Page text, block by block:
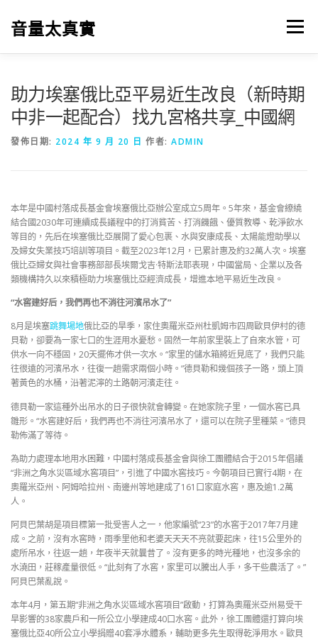
音量太真實 選單
助力埃塞俄比亞平易近生改良（新時期
中非一起配合）找九宮格共享_中國網
發佈日期: 2024 年 9 月 20 日 作者: ADMIN
本年是中國村落成長基金會埃塞俄比亞辦公室成立5周年。5年來，基金會繚繞
結合國2030年可連續成長議程中的打消貧苦、打消饑餓、優質教導、乾淨飲水
等目的，先后在埃塞俄比亞展開了愛心包裹、水與安康成長、太陽能燈助學以
及婦女失業技巧培訓等項目。截至2023年12月，已累計惠及約32萬人次。埃塞
俄比亞婦女與社會事務部部長埃爾戈吉·特斯法耶表現，中國當局、企業以及各
類機構持久以來積極助力埃塞俄比亞經濟成長，增進本地平易近生改良。
“水窖建好后，我們再也不消往河濱吊水了”
8月是埃塞跳舞場地俄比亞的旱季，家住奧羅米亞州杜凱姆市四周歐貝伊村的德
貝勒，卻要為一家七口的生涯用水憂愁。固然一年前家里裝上了自來水管，可
供水一向不穩固，20天擺佈才供一次水。“家里的儲水箱將近見底了，我們只能
往很遠的河濱吊水，往復一趟需求兩個小時。”德貝勒和幾個孩子一路，頭上頂
著黃色的水桶，沿著泥濘的土路朝河濱走往。
德貝勒一家這種外出吊水的日子很快就會轉變。在她家院子里，一個水窖已具
雛形。“水窖建好后，我們再也不消往河濱吊水了，還可以在院子里種菜。”德貝
勒佈滿了等待。
為助力處理本地用水困難，中國村落成長基金會與徐工團體結合于2015年倡議
“非洲之角水災區域水窖項目”，引進了中國水窖技巧。今朝項目已實行4期，在
奧羅米亞州、阿姆哈拉州、南邊州等地建成了161口家庭水窖，惠及逾1.2萬
人。
阿貝巴葉胡是項目標第一批受害人之一，他家編號“23”的水窖于2017年7月建
成。之前，沒有水窖時，雨季里他和老婆天天天不亮就要起床，往15公里外的
處所吊水，往返一趟，年夜半天就曩昔了。沒有更多的時光種地，也沒多余的
水澆田，莊稼產量很低。“此刻有了水窖，家里可以騰出人手，多干些農活了。”
阿貝巴葉亂說。
本年4月，第五期“非洲之角水災區域水窖項目”啟動，打算為奧羅米亞州易受干
旱影響的38家農戶和一所公立小學建成40口水窖。此外，徐工團體還打算向埃
塞俄比亞40所公立小學捐贈40套凈水體系，輔助更多先生取得乾淨用水。歐貝